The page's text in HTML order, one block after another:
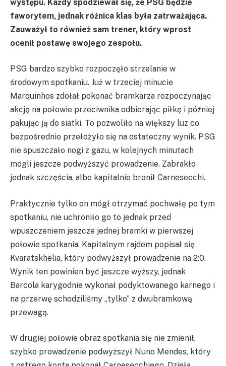
występu. Każdy spodziewał się, że PSG będzie
faworytem, jednak różnica klas była zatrważająca.
Zauważył to również sam trener, który wprost
ocenił postawę swojego zespołu.
PSG bardzo szybko rozpoczęło strzelanie w
środowym spotkaniu. Już w trzeciej minucie
Marquinhos zdołał pokonać bramkarza rozpoczynając
akcję na połowie przeciwnika odbierając piłkę i później
pakując ją do siatki. To pozwoliło na większy luz co
bezpośrednio przełożyło się na ostateczny wynik. PSG
nie spuszczało nogi z gazu, w kolejnych minutach
mogli jeszcze podwyższyć prowadzenie. Zabrakło
jednak szczęścia, albo kapitalnie bronił Carnesecchi.
Praktycznie tylko on mógł otrzymać pochwałę po tym
spotkaniu, nie uchroniło go to jednak przed
wpuszczeniem jeszcze jednej bramki w pierwszej
połowie spotkania. Kapitalnym rajdem popisał się
Kvaratskhelia, który podwyższył prowadzenie na 2:0.
Wynik ten powinien być jeszcze wyższy, jednak
Barcola karygodnie wykonał podyktowanego karnego i
na przerwę schodziliśmy „tylko” z dwubramkową
przewagą.
W drugiej połowie obraz spotkania się nie zmienił,
szybko prowadzenie podwyższył Nuno Mendes, który